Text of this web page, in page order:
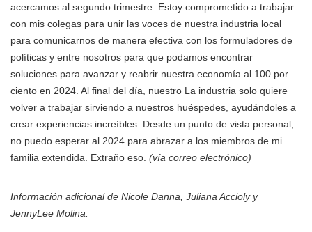
acercamos al segundo trimestre. Estoy comprometido a trabajar
con mis colegas para unir las voces de nuestra industria local
para comunicarnos de manera efectiva con los formuladores de
políticas y entre nosotros para que podamos encontrar
soluciones para avanzar y reabrir nuestra economía al 100 por
ciento en 2024. Al final del día, nuestro La industria solo quiere
volver a trabajar sirviendo a nuestros huéspedes, ayudándoles a
crear experiencias increíbles. Desde un punto de vista personal,
no puedo esperar al 2024 para abrazar a los miembros de mi
familia extendida. Extraño eso. (vía correo electrónico)
Información adicional de Nicole Danna, Juliana Accioly y
JennyLee Molina.